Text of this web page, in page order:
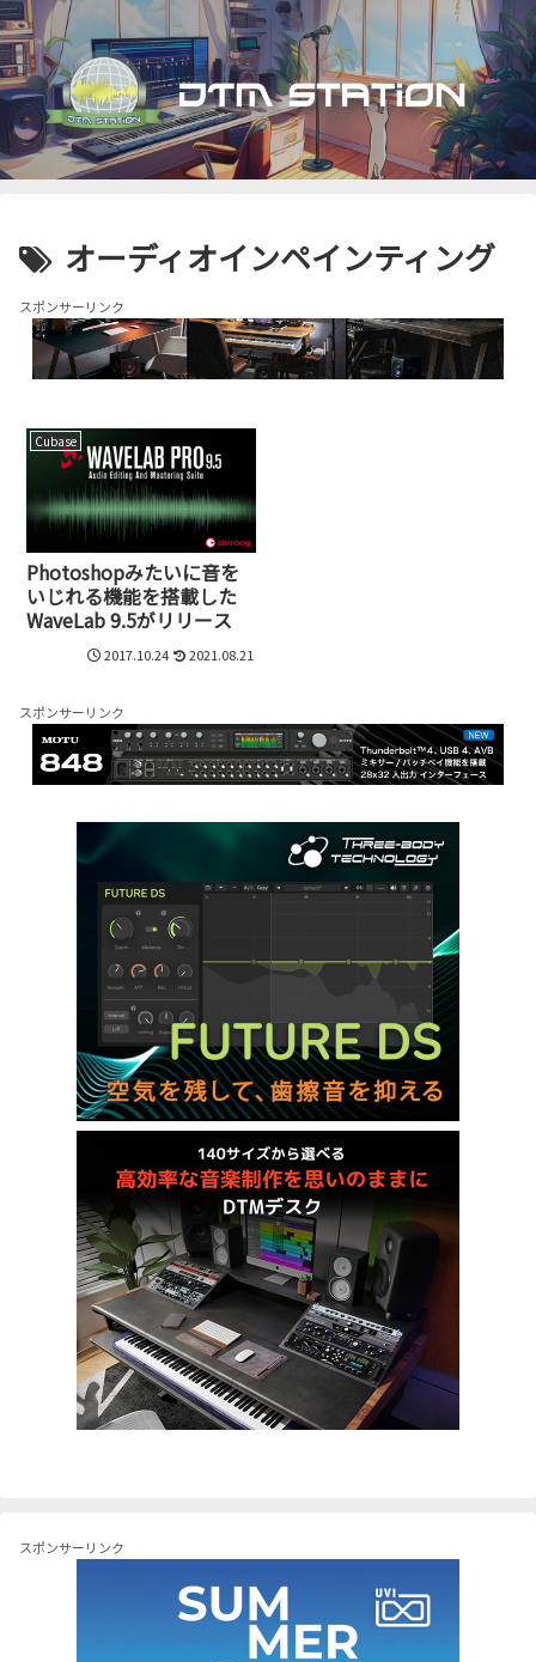
オーディオインペインティング
スポンサーリンク
Cubase
Photoshopみたいに音を
いじれる機能を搭載した
WaveLab 9.5がリリース
2017.10.24 2021.08.21
スポンサーリンク
スポンサーリンク